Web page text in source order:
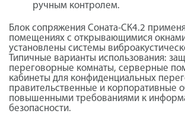
ручным контролем.
Блок сопряжения Соната-СК4.2
помещениях с открывающимися
установлены системы
Типичные варианты использования:
переговорные комнаты, серверные
кабинеты для конфиденциальных
правительственные и корпоративные
повышенными требованиями к
безопасности.